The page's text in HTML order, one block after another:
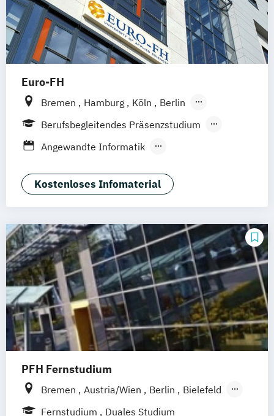
Euro-FH
Bremen Hamburg Köln
Berlin
Göttingen Frankfurt am Main
Leipzig
Berufsbegleitendes Präsenzstudium
Fernstudium
Fernlehrgang
Angewandte Informatik
Arbeitsrecht
BWL & Tourismusmanagement
Kompetenzmanagement
Betriebliches Informations- und
Wissensmanagement
Betriebswirtschaft & Management
Betriebswirtschaft &
Wirtschaftspsychologie
Betriebswirtschaft &
Wirtschaftspsychologie (Abendstudium)
Betriebswirtschaftslehre
Betriebswirtschaftslehre (Abendstudium)
Kostenloses Infomaterial
PFH Fernstudium
Bremen Austria/Wien Berlin
Bielefeld
Dortmund
Düsseldorf/Ratingen
Fernstudium Duales Studium